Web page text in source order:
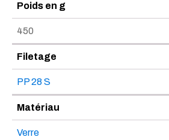
Poids en g
450
Filetage
PP 28 S
Matériau
Verre